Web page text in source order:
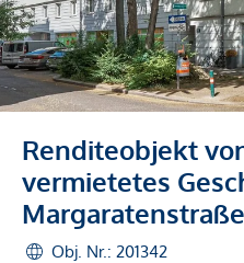
Renditeobjekt
vermietetes
Obj. Nr.: 201342